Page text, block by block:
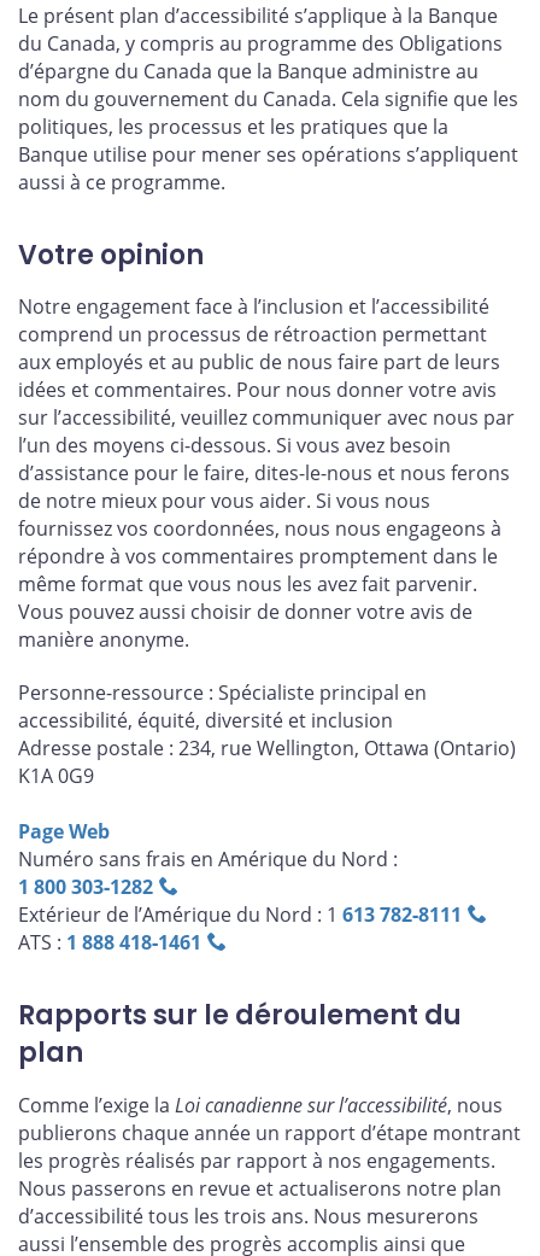
Le présent plan d’accessibilité s’applique à la Banque
du Canada, y compris au programme des Obligations
d’épargne du Canada que la Banque administre au
nom du gouvernement du Canada. Cela signifie que les
politiques, les processus et les pratiques que la
Banque utilise pour mener ses opérations s’appliquent
aussi à ce programme.
Votre opinion
Notre engagement face à l’inclusion et l’accessibilité
comprend un processus de rétroaction permettant
aux employés et au public de nous faire part de leurs
idées et commentaires. Pour nous donner votre avis
sur l’accessibilité, veuillez communiquer avec nous par
l’un des moyens ci-dessous. Si vous avez besoin
d’assistance pour le faire, dites-le-nous et nous ferons
de notre mieux pour vous aider. Si vous nous
fournissez vos coordonnées, nous nous engageons à
répondre à vos commentaires promptement dans le
même format que vous nous les avez fait parvenir.
Vous pouvez aussi choisir de donner votre avis de
manière anonyme.
Personne-ressource : Spécialiste principal en
accessibilité, équité, diversité et inclusion
Adresse postale : 234, rue Wellington, Ottawa (Ontario)
K1A 0G9
Page Web
Numéro sans frais en Amérique du Nord :
1 800 303‑1282
Extérieur de l’Amérique du Nord : 1 613 782‑8111
ATS : 1 888 418‑1461
Rapports sur le déroulement du
plan
Comme l’exige la Loi canadienne sur l’accessibilité, nous
publierons chaque année un rapport d’étape montrant
les progrès réalisés par rapport à nos engagements.
Nous passerons en revue et actualiserons notre plan
d’accessibilité tous les trois ans. Nous mesurerons
aussi l’ensemble des progrès accomplis ainsi que